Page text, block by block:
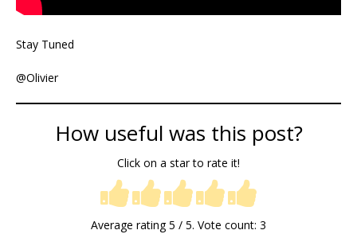
Stay Tuned
@Olivier
How useful was this post?
Click on a star to rate it!
Average rating5 / 5. Vote count: 3